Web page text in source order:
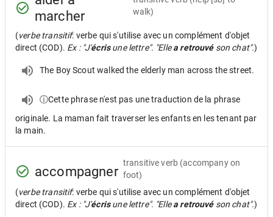
marcher
walk)
(verbe transitif: verbe qui s'utilise avec un complément d'objet
direct (COD). Ex : "J'écrisune lettre". "Ellea retrouvéson chat".)
The Boy Scout walked the elderly man across the street.
ⓘCette phrase n'est pas une traduction de la phrase
originale. La maman fait traverser les enfants en les tenant par
la main.
accompagner
transitive verb (accompany on
foot)
(verbe transitif: verbe qui s'utilise avec un complément d'objet
direct (COD). Ex : "J'écrisune lettre". "Ellea retrouvéson chat".)